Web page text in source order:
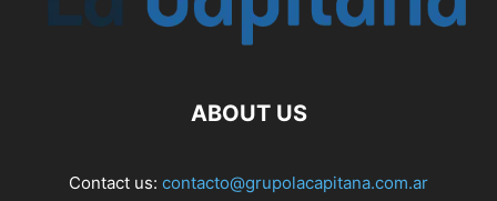
ABOUT US
Contact us: contacto@grupolacapitana.com.ar